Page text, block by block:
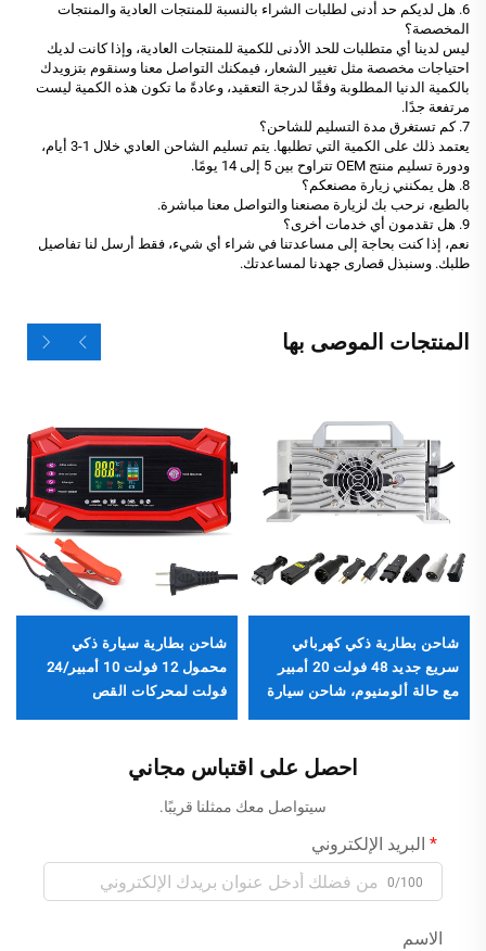
6. هل لديكم حد أدنى لطلبات الشراء بالنسبة للمنتجات العادية والمنتجات
المخصصة؟
ليس لدينا أي متطلبات للحد الأدنى للكمية للمنتجات العادية، وإذا كانت لديك
احتياجات مخصصة مثل تغيير الشعار، فيمكنك التواصل معنا وسنقوم بتزويدك
بالكمية الدنيا المطلوبة وفقًا لدرجة التعقيد، وعادةً ما تكون هذه الكمية ليست
مرتفعة جدًا.
7. كم تستغرق مدة التسليم للشاحن؟
يعتمد ذلك على الكمية التي تطلبها. يتم تسليم الشاحن العادي خلال 1-3 أيام،
ودورة تسليم منتج OEM تتراوح بين 5 إلى 14 يومًا.
8. هل يمكنني زيارة مصنعكم؟
بالطبع، نرحب بك لزيارة مصنعنا والتواصل معنا مباشرة.
9. هل تقدمون أي خدمات أخرى؟
نعم، إذا كنت بحاجة إلى مساعدتنا في شراء أي شيء، فقط أرسل لنا تفاصيل
طلبك. وسنبذل قصارى جهدنا لمساعدتك.
المنتجات الموصى بها
شاحن بطارية ذكي كهربائي
سريع جديد 48 فولت 20 أمبير
مع حالة ألومنيوم، شاحن سيارة
شاحن بطارية سيارة ذكي
محمول 12 فولت 10 أمبير/24
فولت لمحركات القص
للبطاريات الرصاصية الحمضية
احصل على اقتباس مجاني
سيتواصل معك ممثلنا قريبًا.
البريد الإلكتروني
0/100
الاسم